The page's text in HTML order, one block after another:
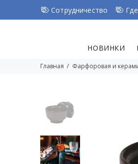
Сотрудничество
НОВИНКИ
Главная Фарфоровая и